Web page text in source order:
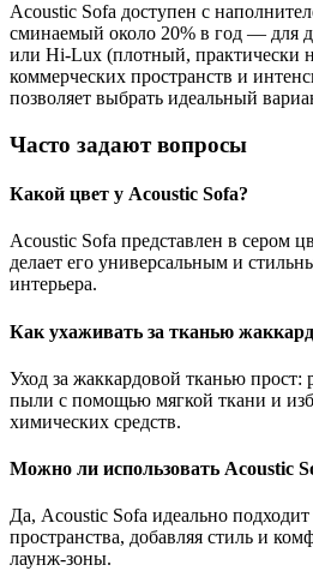
Acoustic Sofa доступен с
сминаемый около 20% в год — для
или Hi-Lux (плотный, практически
коммерческих пространств и
позволяет выбрать идеальный
Часто задают вопросы
Какой цвет у Acoustic Sofa?
Acoustic Sofa представлен в сером
делает его универсальным и
интерьера.
Как ухаживать за тканью
Уход за жаккардовой тканью прост:
пыли с помощью мягкой ткани и
химических средств.
Можно ли использовать Acoustic
Да, Acoustic Sofa идеально
пространства, добавляя стиль и
лаунж-зоны.